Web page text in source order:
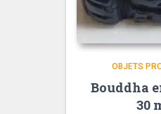
OBJETS
Bouddha
30